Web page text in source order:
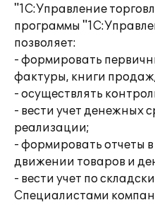
"1С:Управление
программы
позволяет:
- формировать
фактуры, книги
- осуществлять
- вести учет денежных
реализации;
- формировать отчеты
движении товаров и
- вести учет по
Специалистами